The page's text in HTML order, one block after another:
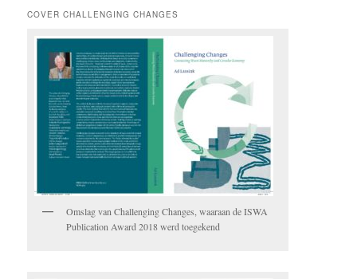
COVER CHALLENGING CHANGES
Omslag van Challenging Changes, waaraan de ISWA
Publication Award 2018 werd toegekend